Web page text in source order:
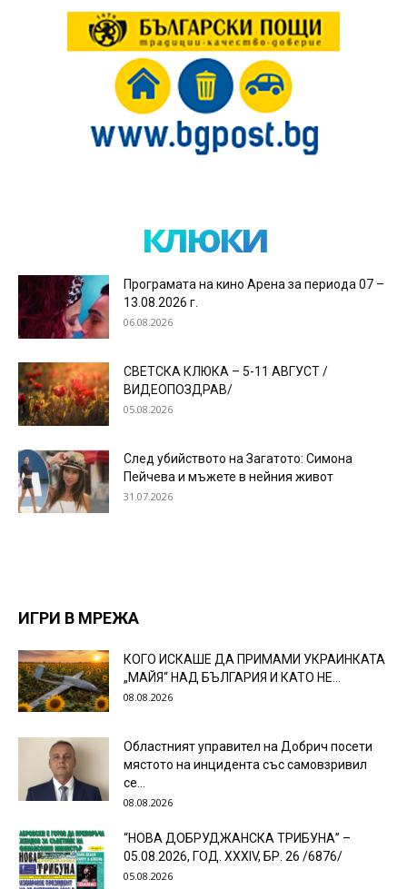
клюки
Програмата на кино Арена за периода 07 –
13.08.2026 г.
06.08.2026
СВЕТСКА КЛЮКА – 5-11 АВГУСТ /
ВИДЕОПОЗДРАВ/
05.08.2026
След убийството на Загатото: Симона
Пейчева и мъжете в нейния живот
31.07.2026
ИГРИ В МРЕЖА
КОГО ИСКАШЕ ДА ПРИМАМИ УКРАИНКАТА
„МАЙЯ“ НАД БЪЛГАРИЯ И КАТО НЕ...
08.08.2026
Областният управител на Добрич посети
мястото на инцидента със самовзривил
се...
08.08.2026
“НОВА ДОБРУДЖАНСКА ТРИБУНА” –
05.08.2026, ГОД. XXХIV, БР. 26 /6876/
05.08.2026